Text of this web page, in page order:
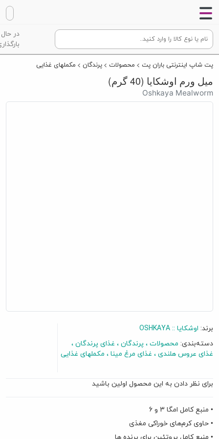
در حال
پت شاپ اینترنتی باران پت محصولات پرندگان مکملهای غذایی
میل ورم اوشکایا (40 گرم)
Oshkaya Mealworm
برند: اوشکایا :: OSHKAYA
دسته‌بندی: محصولات پرندگان
غذای پرندگان
غذای عروس هلندی
غذای مرغ مینا مکملهای غذایی
برای نظر دادن به این محصول اولین باشید
• منبع کامل امگا 3 و 6
• حاوی کرم‌های خوراکی مغذی
• منبع کامل پروتئین برای پرنده ها